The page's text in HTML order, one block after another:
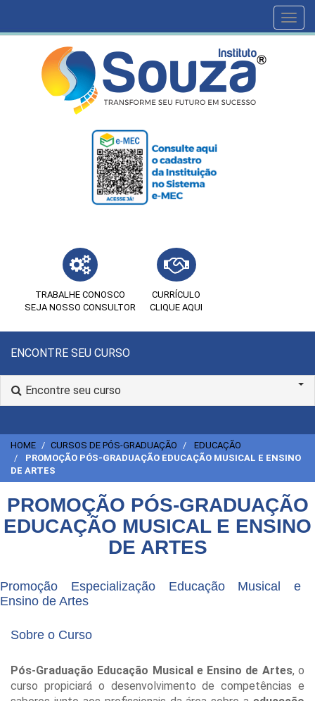
TRABALHE CONOSCO
SEJA NOSSO CONSULTOR
CURRÍCULO
CLIQUE AQUI
ENCONTRE SEU CURSO
Encontre seu curso
HOME CURSOS DE PÓS-GRADUAÇÃO
EDUCAÇÃO
PROMOÇÃO PÓS-GRADUAÇÃO EDUCAÇÃO MUSICAL E ENSINO
DE ARTES
PROMOÇÃO PÓS-GRADUAÇÃO
EDUCAÇÃO MUSICAL E ENSINO
DE ARTES
Promoção Especialização Educação Musical e
Ensino de Artes
Sobre o Curso
Pós-Graduação Educação Musical e Ensino de Artes, o
curso propiciará o desenvolvimento de competências e